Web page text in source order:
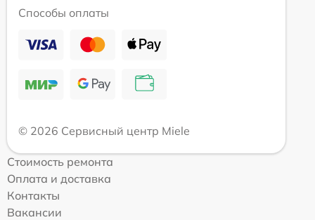
Способы оплаты
© 2026 Сервисный центр Miele
Стоимость ремонта
Оплата и доставка
Контакты
Вакансии